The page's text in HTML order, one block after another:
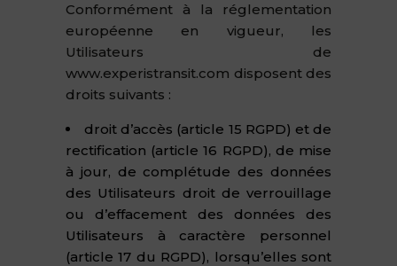
Conformément à la réglementation
européenne en vigueur, les
Utilisateurs de
www.experistransit.com disposent des
droits suivants :
droit d’accès (article 15 RGPD) et de
rectification (article 16 RGPD), de mise
à jour, de complétude des données
des Utilisateurs droit de verrouillage
ou d’effacement des données des
Utilisateurs à caractère personnel
(article 17 du RGPD), lorsqu’elles sont